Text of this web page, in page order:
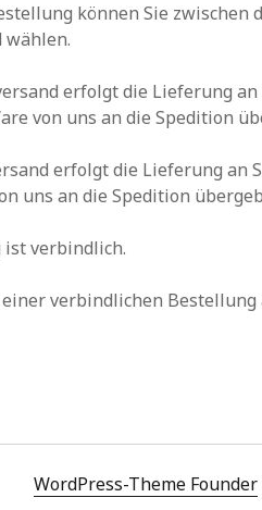
können Sie zwischen
wählen.
erfolgt die Lieferung
von uns an die Spedition
erfolgt die Lieferung an
uns an die Spedition
verbindlich.
einer verbindlichen
WordPress-Theme Founder